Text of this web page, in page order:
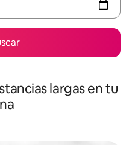
largas en tu